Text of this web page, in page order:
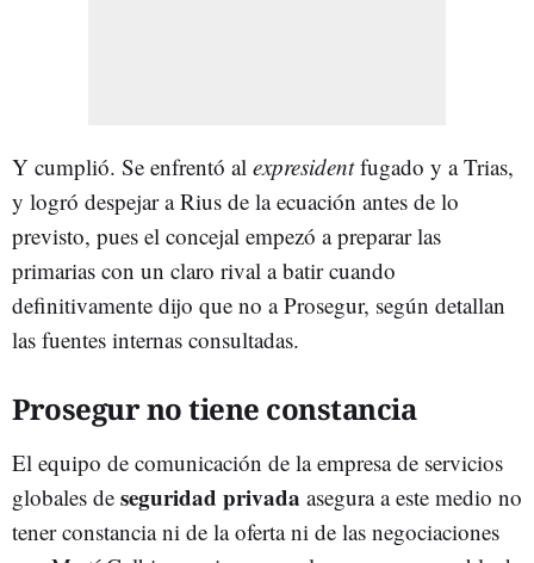
Y cumplió. Se enfrentó al expresidentfugado y a Trias,
y logró despejar a Rius de la ecuación antes de lo
previsto, pues el concejal empezó a preparar las
primarias con un claro rival a batir cuando
definitivamente dijo que no a Prosegur, según detallan
las fuentes internas consultadas.
Prosegur no tiene constancia
El equipo de comunicación de la empresa de servicios
globales de seguridad privada asegura a este medio no
tener constancia ni de la oferta ni de las negociaciones